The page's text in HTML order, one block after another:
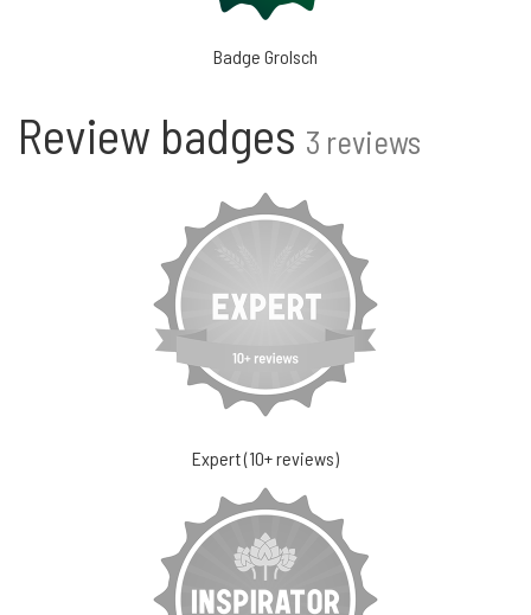
Badge Grolsch
Review badges 3 reviews
Expert (10+ reviews)